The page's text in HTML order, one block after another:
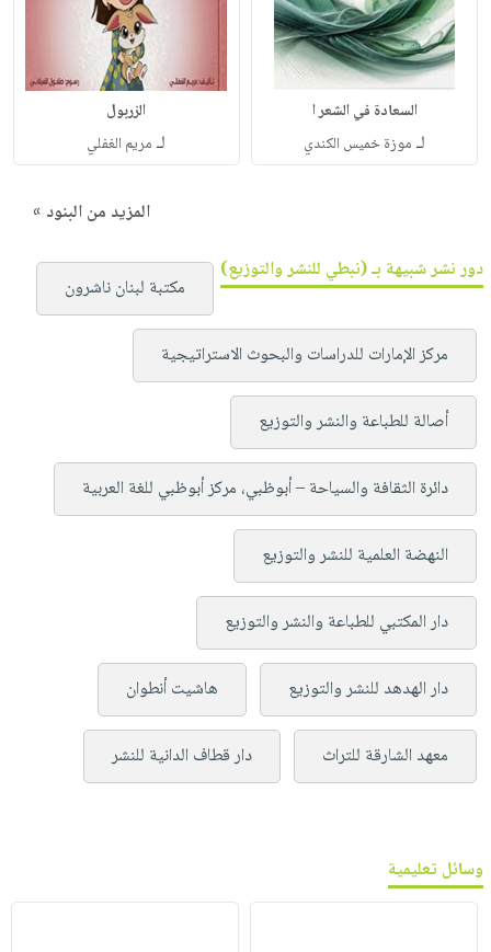
السعادة في الشعر ا
لـ موزة خميس الكندي
الزربول
لـ مريم الغفلي
المزيد من البنود »
دور نشر شبيهة بـ (نبطي للنشر والتوزيع)
مكتبة لبنان ناشرون
مركز الإمارات للدراسات والبحوث الاستراتيجية
أصالة للطباعة والنشر والتوزيع
دائرة الثقافة والسياحة – أبوظبي، مركز أبوظبي للغة العربية
النهضة العلمية للنشر والتوزيع
دار المكتبي للطباعة والنشر والتوزيع
دار الهدهد للنشر والتوزيع هاشيت أنطوان
معهد الشارقة للتراث دار قطاف الدانية للنشر
وسائل تعليمية